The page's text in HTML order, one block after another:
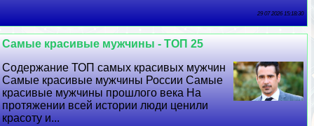
29 07 2026 15:18:30
Самые красивые мужчины - ТОП 25
Содержание ТОП самых красивых мужчин
Самые красивые мужчины России Самые
красивые мужчины прошлого века На
протяжении всей истории люди ценили
красоту и...